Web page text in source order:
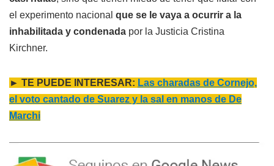
el experimento nacional que se le vaya a ocurrir a la
inhabilitada y condenada por la Justicia Cristina
Kirchner.
► TE PUEDE INTERESAR: Las charadas de Cornejo,
el voto cantado de Suarez y la sal en manos de De
Marchi